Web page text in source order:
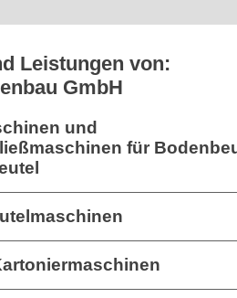
Leistungen von:
GmbH
und
für